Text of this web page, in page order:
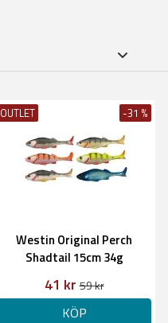
OUTLET -31 %
Westin Original Perch
Shadtail 15cm 34g
41 kr59 kr
KÖP